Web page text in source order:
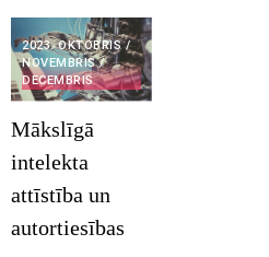
2023. OKTOBRIS /
NOVEMBRIS /
DECEMBRIS
Mākslīgā
intelekta
attīstība un
autortiesības